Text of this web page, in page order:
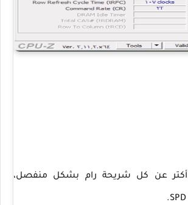
أكتر عن كل شريحة رام بشكل منفصل،